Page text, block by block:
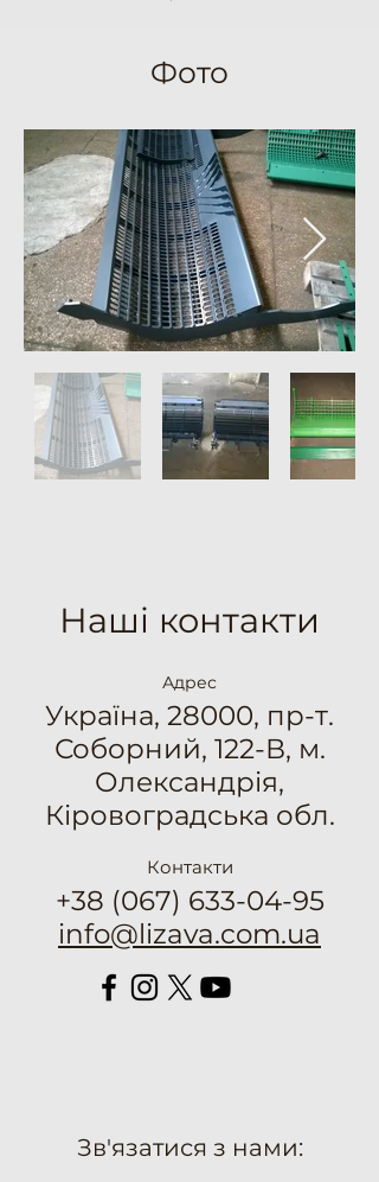
Фото
Наші контакти
Адрес
Україна, 28000, пр-т.
Соборний, 122-В, м.
Олександрія,
Кіровоградська обл.
Контакти
+38 (067) 633-04-95
info@lizava.com.ua
Зв'язатися з нами: